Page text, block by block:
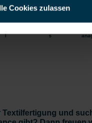
Cookies zulassen
ins
l
Unbefristetes
s
und